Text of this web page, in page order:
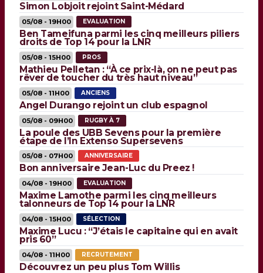
Simon Lobjoit rejoint Saint-Médard
05/08 - 19H00 EVALUATION
Ben Tameifuna parmi les cinq meilleurs piliers
droits de Top 14 pour la LNR
05/08 - 15H00 PROS
Mathieu Pelletan : “À ce prix-là, on ne peut pas
rêver de toucher du très haut niveau”
05/08 - 11H00 ANCIENS
Angel Durango rejoint un club espagnol
05/08 - 09H00 RUGBY À 7
La poule des UBB Sevens pour la première
étape de l’In Extenso Supersevens
05/08 - 07H00 ANNIVERSAIRE
Bon anniversaire Jean-Luc du Preez !
04/08 - 19H00 EVALUATION
Maxime Lamothe parmi les cinq meilleurs
talonneurs de Top 14 pour la LNR
04/08 - 15H00 SÉLECTION
Maxime Lucu : “J’étais le capitaine qui en avait
pris 60”
04/08 - 11H00 RECRUTEMENT
Découvrez un peu plus Tom Willis